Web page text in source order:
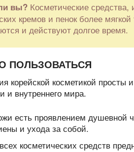
вы?Косметические средства,
кремов и пенок более
и действуют долгое время.
ПОЛЬЗОВАТЬСЯ
корейской косметикой
и внутреннего мира.
есть проявлением душевной
и ухода за собой.
косметических средств